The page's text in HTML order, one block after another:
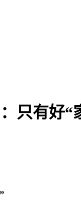
只有好“